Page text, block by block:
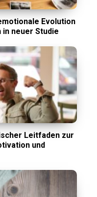
Evolution
neuer Studie
Leitfaden zur
und